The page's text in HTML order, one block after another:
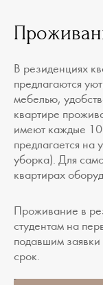
В резиденциях
предлагаются
мебелью,
квартире
имеют каждые
предлагается на
уборка). Для
квартирах
Проживание в
студентам на
подавшим
срок.